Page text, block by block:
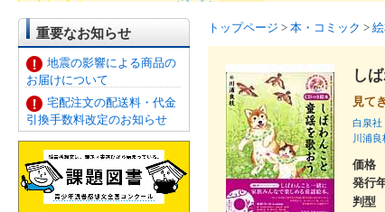
重要なお知らせ
地震の影響による商品の
お届けについて
宅配注文の配送料・代金
引換手数料改定のお知らせ
トップページ > 本・コミック >
し
見て
白泉社
川浦良
価格
発行
判型